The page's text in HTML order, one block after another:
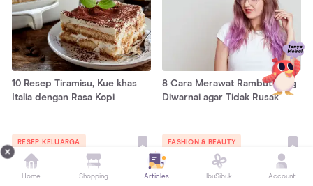
10 Resep Tiramisu, Kue khas
Italia dengan Rasa Kopi
RESEP KELUARGA
8 Cara Merawat Rambut yang
Diwarnai agar Tidak Rusak
FASHION & BEAUTY
Home Shopping Articles IbuSibuk Account